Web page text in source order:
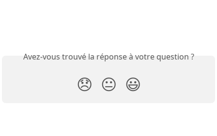
Avez-vous trouvé la réponse à votre question ?
😞 😐 😃